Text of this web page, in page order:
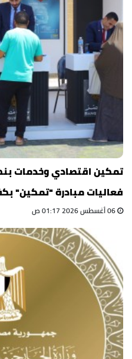
تمكين اقتصادي وخدمات
فعاليات مبادرة "تمكين"